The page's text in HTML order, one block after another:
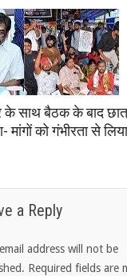
के साथ बैठक के बाद
मांगों को गंभीरता से लिया
a Reply
address will not be
Required fields are